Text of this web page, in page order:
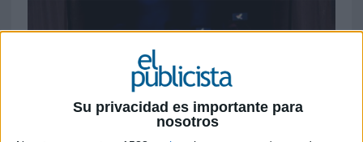
Su privacidad es importante para
nosotros